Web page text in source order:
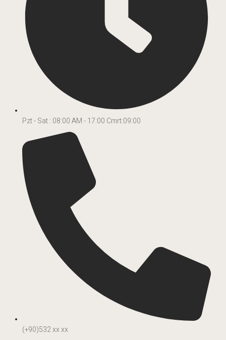
Pzt - Sat : 08:00 AM - 17:00 Cmrt:09:00
(+90)532 xx xx